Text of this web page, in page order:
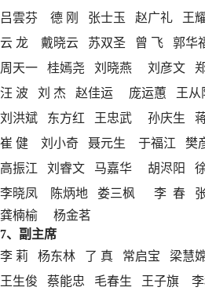
吕雲芬
德 刚 张士玉 赵广礼
王
云 龙 戴晓云 苏双圣 曾 飞
郭华
周天一
桂嫣尧 刘晓燕 刘彦文
汪 波 刘 杰 赵佳运
庞运蕙 王从
刘洪斌
东方红 王忠武 孙庆生
崔 健 刘小奇 聂元生 于福江
樊
高振江
刘睿文 马嘉华 胡浕阳
李晓凤
陈炳地 娄三枫 李 春
龚楠榆 杨金茗
7、副主席
李 莉 杨东林 了 真 常启宝 梁慧
王生俊
蔡能忠 毛春生 王子旗 李